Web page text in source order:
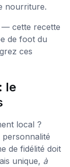
nourriture.
— cette recette
de foot du
ces
le
local ?
personnalité
de fidélité doit
unique, à